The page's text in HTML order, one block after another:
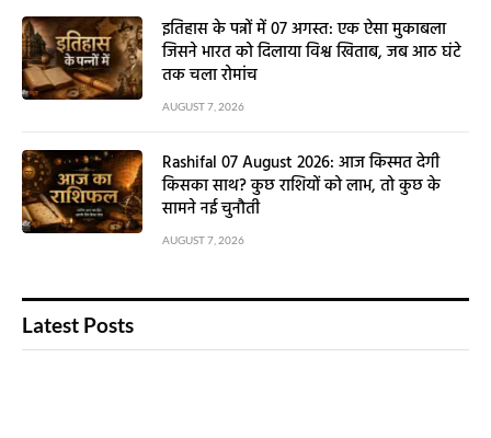
इतिहास के पन्नों में 07 अगस्त: एक ऐसा मुकाबला
जिसने भारत को दिलाया विश्व खिताब, जब आठ घंटे
तक चला रोमांच
AUGUST 7, 2026
Rashifal 07 August 2026: आज किस्मत देगी
किसका साथ? कुछ राशियों को लाभ, तो कुछ के
सामने नई चुनौती
AUGUST 7, 2026
Latest Posts